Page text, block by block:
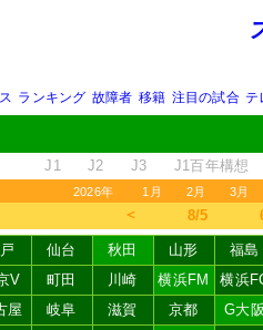
ランキング 故障者 移籍 注目の試合 テ
J1 J2 J3 J1百年構想
2026年 1月 2月 3月
＜ 8/5
仙台 秋田 山形 福島
V 町田 川崎 横浜FM 横浜
屋 岐阜 滋賀 京都 G大阪